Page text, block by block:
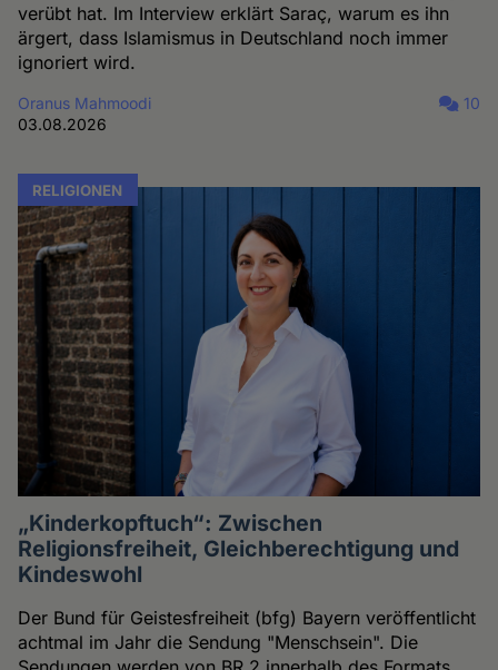
verübt hat. Im Interview erklärt Saraç, warum es ihn
ärgert, dass Islamismus in Deutschland noch immer
ignoriert wird.
Oranus Mahmoodi
03.08.2026
10
RELIGIONEN
„Kinderkopftuch“: Zwischen
Religionsfreiheit, Gleichberechtigung und
Kindeswohl
Der Bund für Geistesfreiheit (bfg) Bayern veröffentlicht
achtmal im Jahr die Sendung "Menschsein". Die